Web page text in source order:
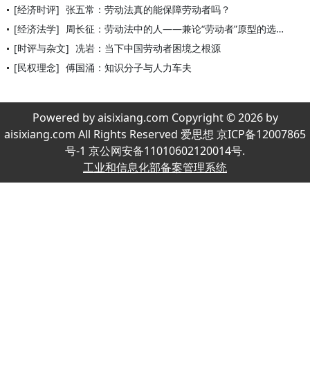
[经济时评] 张五常：劳动法真的能保障劳动者吗？
[经济法学] 周长征：劳动法中的人——兼论“劳动者”原型的选择对劳动立法实
[时评与杂文] 冼岩：当下中国劳动者困境之根源
[民权理念] 傅国涌：知识分子与人力车夫
Powered by aisixiang.com Copyright © 2026 by
aisixiang.com All Rights Reserved 爱思想 京ICP备12007865
号-1 京公网安备11010602120014号.
工业和信息化部备案管理系统